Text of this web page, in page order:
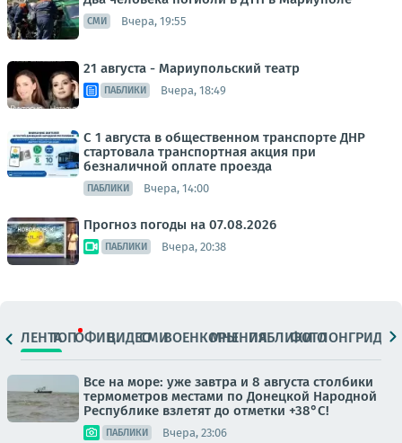
СМИ Вчера, 19:55
21 августа - Мариупольский театр
ПАБЛИКИ Вчера, 18:49
С 1 августа в общественном транспорте ДНР
стартовала транспортная акция при
безналичной оплате проезда
ПАБЛИКИ Вчера, 14:00
Прогноз погоды на 07.08.2026
ПАБЛИКИ Вчера, 20:38
ЛЕНТАТОПОФИЦ.ВИДЕОСМИВОЕНКОРЫМНЕНИЯПАБЛИКИ
ФОТОЛОНГРИДЫ
Все на море: уже завтра и 8 августа столбики
термометров местами по Донецкой Народной
Республике взлетят до отметки +38°C!
ПАБЛИКИ Вчера, 23:06